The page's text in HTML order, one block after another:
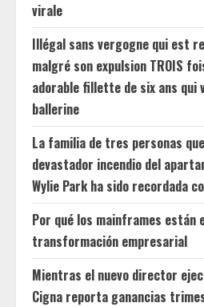
virale
Illégal sans vergogne qui est
malgré son expulsion TROIS
adorable fillette de six ans qui
ballerine
La familia de tres personas
devastador incendio del
Wylie Park ha sido recordada
Por qué los mainframes están
transformación empresarial
Mientras el nuevo director
Cigna reporta ganancias